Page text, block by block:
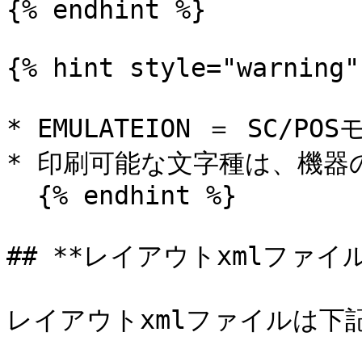
{% endhint %}
{% hint style="warning"
* EMULATEION ＝ SC/POS
* 印刷可能な文字種は、機器
## **レイアウトxmlファイ
レイアウトxmlファイルは下